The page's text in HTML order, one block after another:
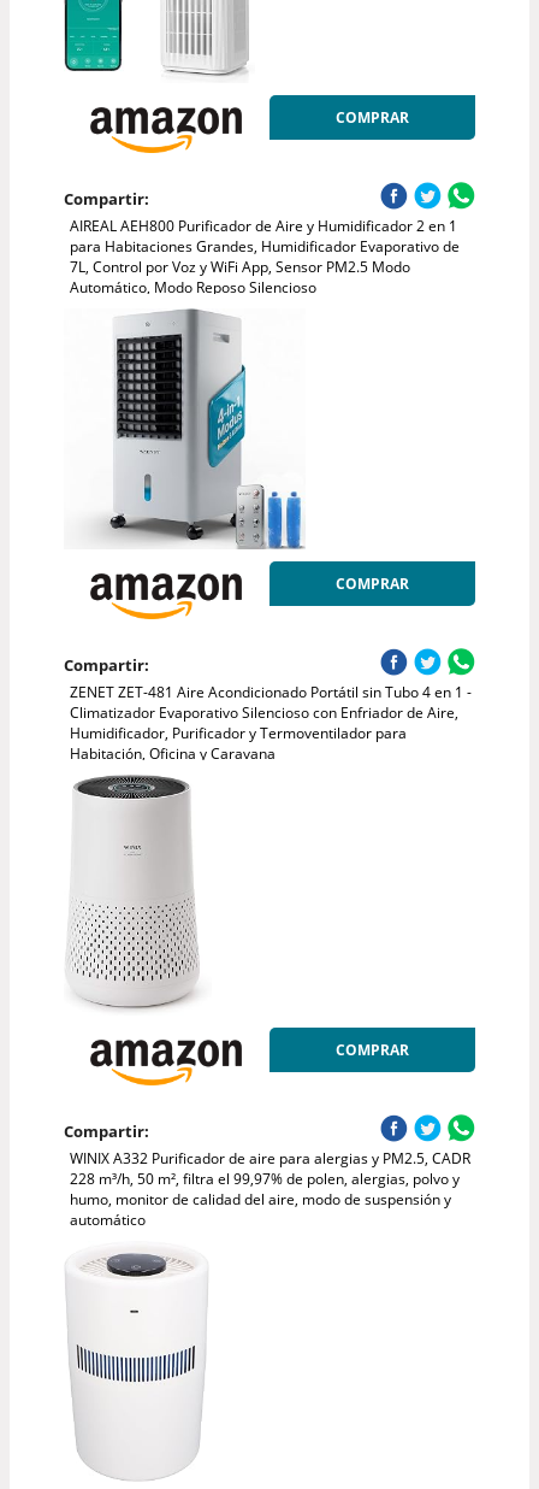
COMPRAR
Compartir:
AIREAL AEH800 Purificador de Aire y Humidificador 2 en 1
para Habitaciones Grandes, Humidificador Evaporativo de
7L, Control por Voz y WiFi App, Sensor PM2.5 Modo
Automático, Modo Reposo Silencioso
COMPRAR
Compartir:
ZENET ZET-481 Aire Acondicionado Portátil sin Tubo 4 en 1 -
Climatizador Evaporativo Silencioso con Enfriador de Aire,
Humidificador, Purificador y Termoventilador para
Habitación, Oficina y Caravana
COMPRAR
Compartir:
WINIX A332 Purificador de aire para alergias y PM2.5, CADR
228 m³/h, 50 m², filtra el 99,97% de polen, alergias, polvo y
humo, monitor de calidad del aire, modo de suspensión y
automático